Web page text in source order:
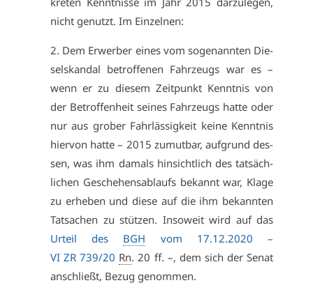
nicht ge­nutzt. Im Ein­zel­nen:
2. Dem Er­wer­ber ei­nes vom so­ge­nann­ten Die­
selskan­dal be­trof­fe­nen Fahr­zeugs war es –
wenn er zu die­sem Zeit­punkt Kennt­nis von
der Be­trof­fen­heit sei­nes Fahr­zeugs hat­te oder
nur aus gro­ber Fahr­läs­sig­keit kei­ne Kennt­nis
hier­von hat­te – 2015 zu­mut­bar, auf­grund des­
sen, was ihm da­mals hin­sicht­lich des tat­säch­
li­chen Ge­sche­hens­ab­laufs be­kannt war, Kla­ge
zu er­he­ben und die­se auf die ihm be­kann­ten
Tat­sa­chen zu stüt­zen. In­so­weit wird auf das
Ur­teil des BGH vom 17.12.2020 –
VI ZR 739/20 Rn. 20 ff. –, dem sich der Se­nat
an­schließt, Be­zug ge­nom­men.